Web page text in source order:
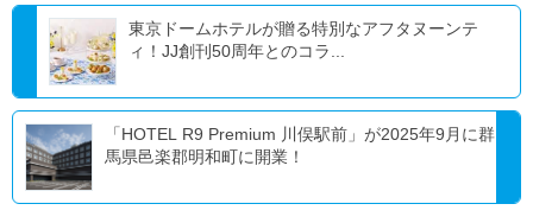
東京ドームホテルが贈る特別なアフタヌーンテ
ィ！JJ創刊50周年とのコラ...
「HOTEL R9 Premium 川俣駅前」が2025年9月に群
馬県邑楽郡明和町に開業！